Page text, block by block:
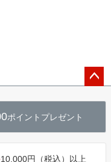
へ
ポイントプレゼント
10,000円（税込）以上